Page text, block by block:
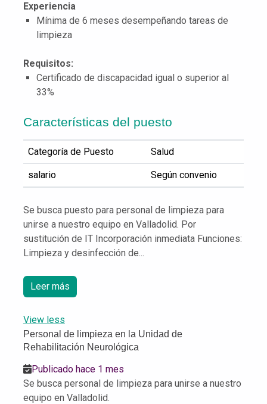
Experiencia
Mínima de 6 meses desempeñando tareas de
limpieza
Requisitos:
Certificado de discapacidad igual o superior al
33%
Características del puesto
Categoría de Puesto Salud
salario Según convenio
Se busca puesto para personal de limpieza para
unirse a nuestro equipo en Valladolid. Por
sustitución de IT Incorporación inmediata Funciones:
Limpieza y desinfección de...
Leer más
View less
Personal de limpieza en la Unidad de
Rehabilitación Neurológica
Publicado hace 1 mes
Se busca personal de limpieza para unirse a nuestro
equipo en Valladolid.